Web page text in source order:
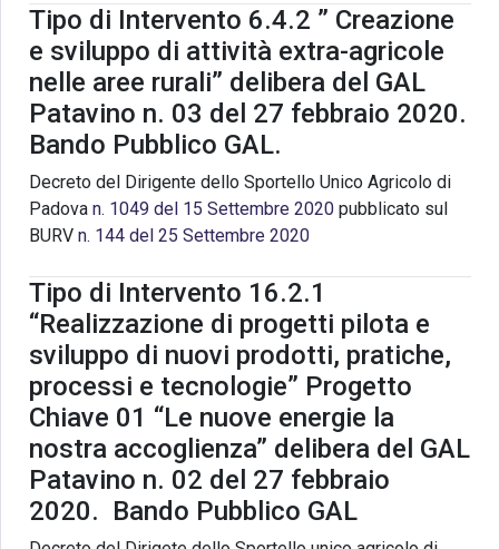
Tipo di Intervento 6.4.2 ” Creazione
e sviluppo di attività extra-agricole
nelle aree rurali” delibera del GAL
Patavino n. 03 del 27 febbraio 2020.
Bando Pubblico GAL.
Decreto del Dirigente dello Sportello Unico Agricolo di
Padova n. 1049 del 15 Settembre 2020 pubblicato sul
BURV n. 144 del 25 Settembre 2020
Tipo di Intervento 16.2.1
“Realizzazione di progetti pilota e
sviluppo di nuovi prodotti, pratiche,
processi e tecnologie” Progetto
Chiave 01 “Le nuove energie la
nostra accoglienza” delibera del GAL
Patavino n. 02 del 27 febbraio
2020. Bando Pubblico GAL